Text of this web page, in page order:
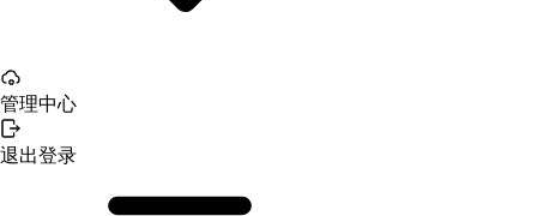
管理中心
退出登录